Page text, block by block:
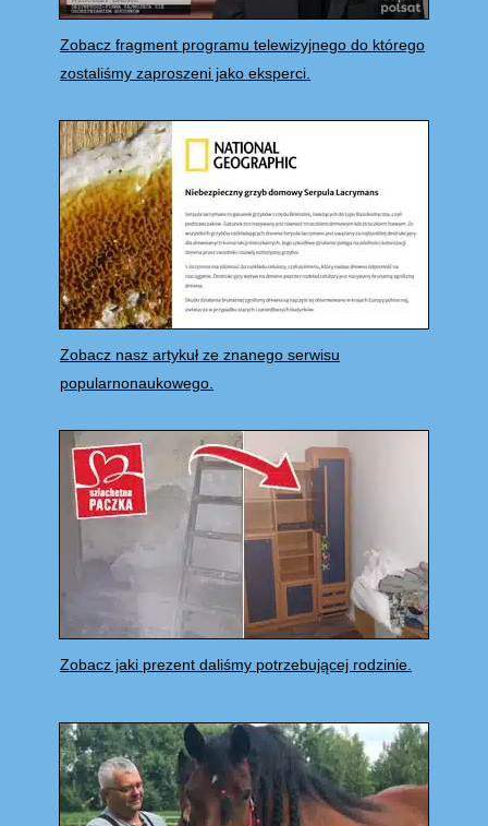
Zobacz fragment programu telewizyjnego do którego
zostaliśmy zaproszeni jako eksperci.
Zobacz nasz artykuł ze znanego serwisu
popularnonaukowego.
Zobacz jaki prezent daliśmy potrzebującej rodzinie.